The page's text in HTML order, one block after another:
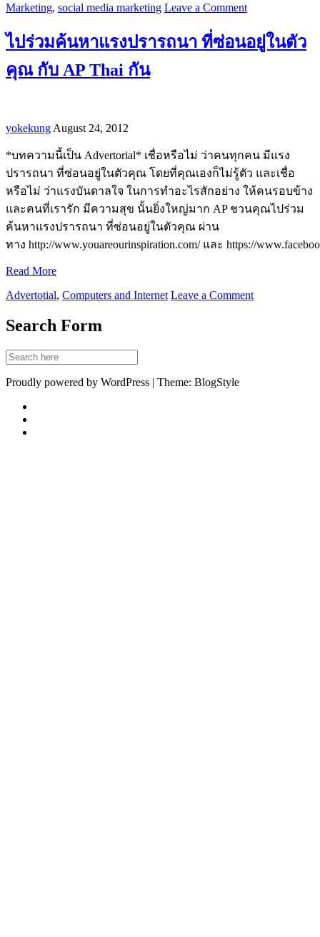
Marketing, social media marketing Leave a Comment
ไปร่วมค้นหาแรงปรารถนา ที่ซ่อนอยู่ในตัว
คุณ กับ AP Thai กัน
yokekung August 24, 2012
*บทความนี้เป็น Advertorial* เชื่อหรือไม่ ว่าคนทุกคน มีแรง
ปรารถนา ที่ซ่อนอยู่ในตัวคุณ โดยที่คุณเองก็ไม่รู้ตัว และเชื่อ
หรือไม่ ว่าแรงบันดาลใจ ในการทำอะไรสักอย่าง ให้คนรอบข้าง
และคนที่เรารัก มีความสุข นั้นยิ่งใหญ่มาก AP ชวนคุณไปร่วม
ค้นหาแรงปรารถนา ที่ซ่อนอยู่ในตัวคุณ ผ่าน
ทาง http://www.youareourinspiration.com/ และ https://
Read More
Advertotial, Computers and Internet Leave a Comment
Search Form
Proudly powered by WordPress | Theme: BlogStyle